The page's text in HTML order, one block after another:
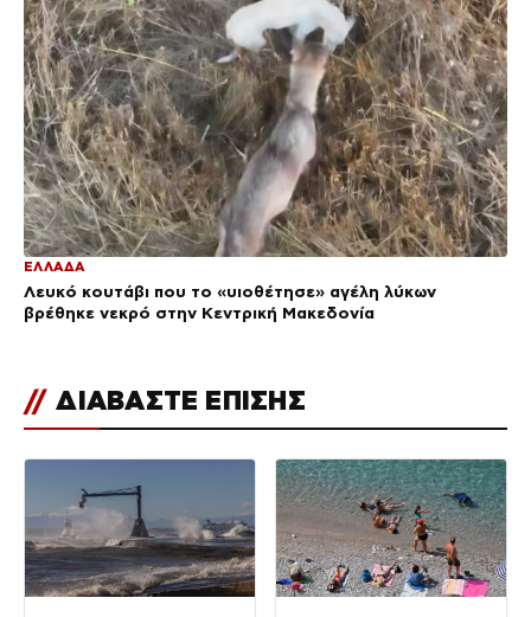
ΕΛΛΑΔΑ
Λευκό κουτάβι που το «υιοθέτησε» αγέλη λύκων
βρέθηκε νεκρό στην Κεντρική Μακεδονία
// ΔΙΑΒΑΣΤΕ ΕΠΙΣΗΣ